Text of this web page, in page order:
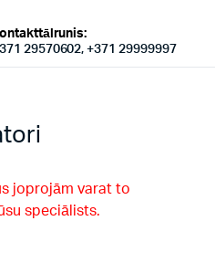
29570602, +371 29999997
joprojām varat to
speciālists.